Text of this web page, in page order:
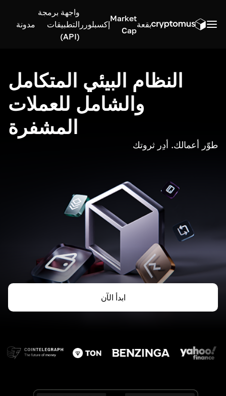
بقعة
Market
Cap
إكسبلورر
واجهة برمجة
التطبيقات
(API)
مدونة
النظام البيئي المتكامل
والشامل للعملات
المشفرة
طوّر أعمالك. أدِر ثروتك
ابدأ الآن